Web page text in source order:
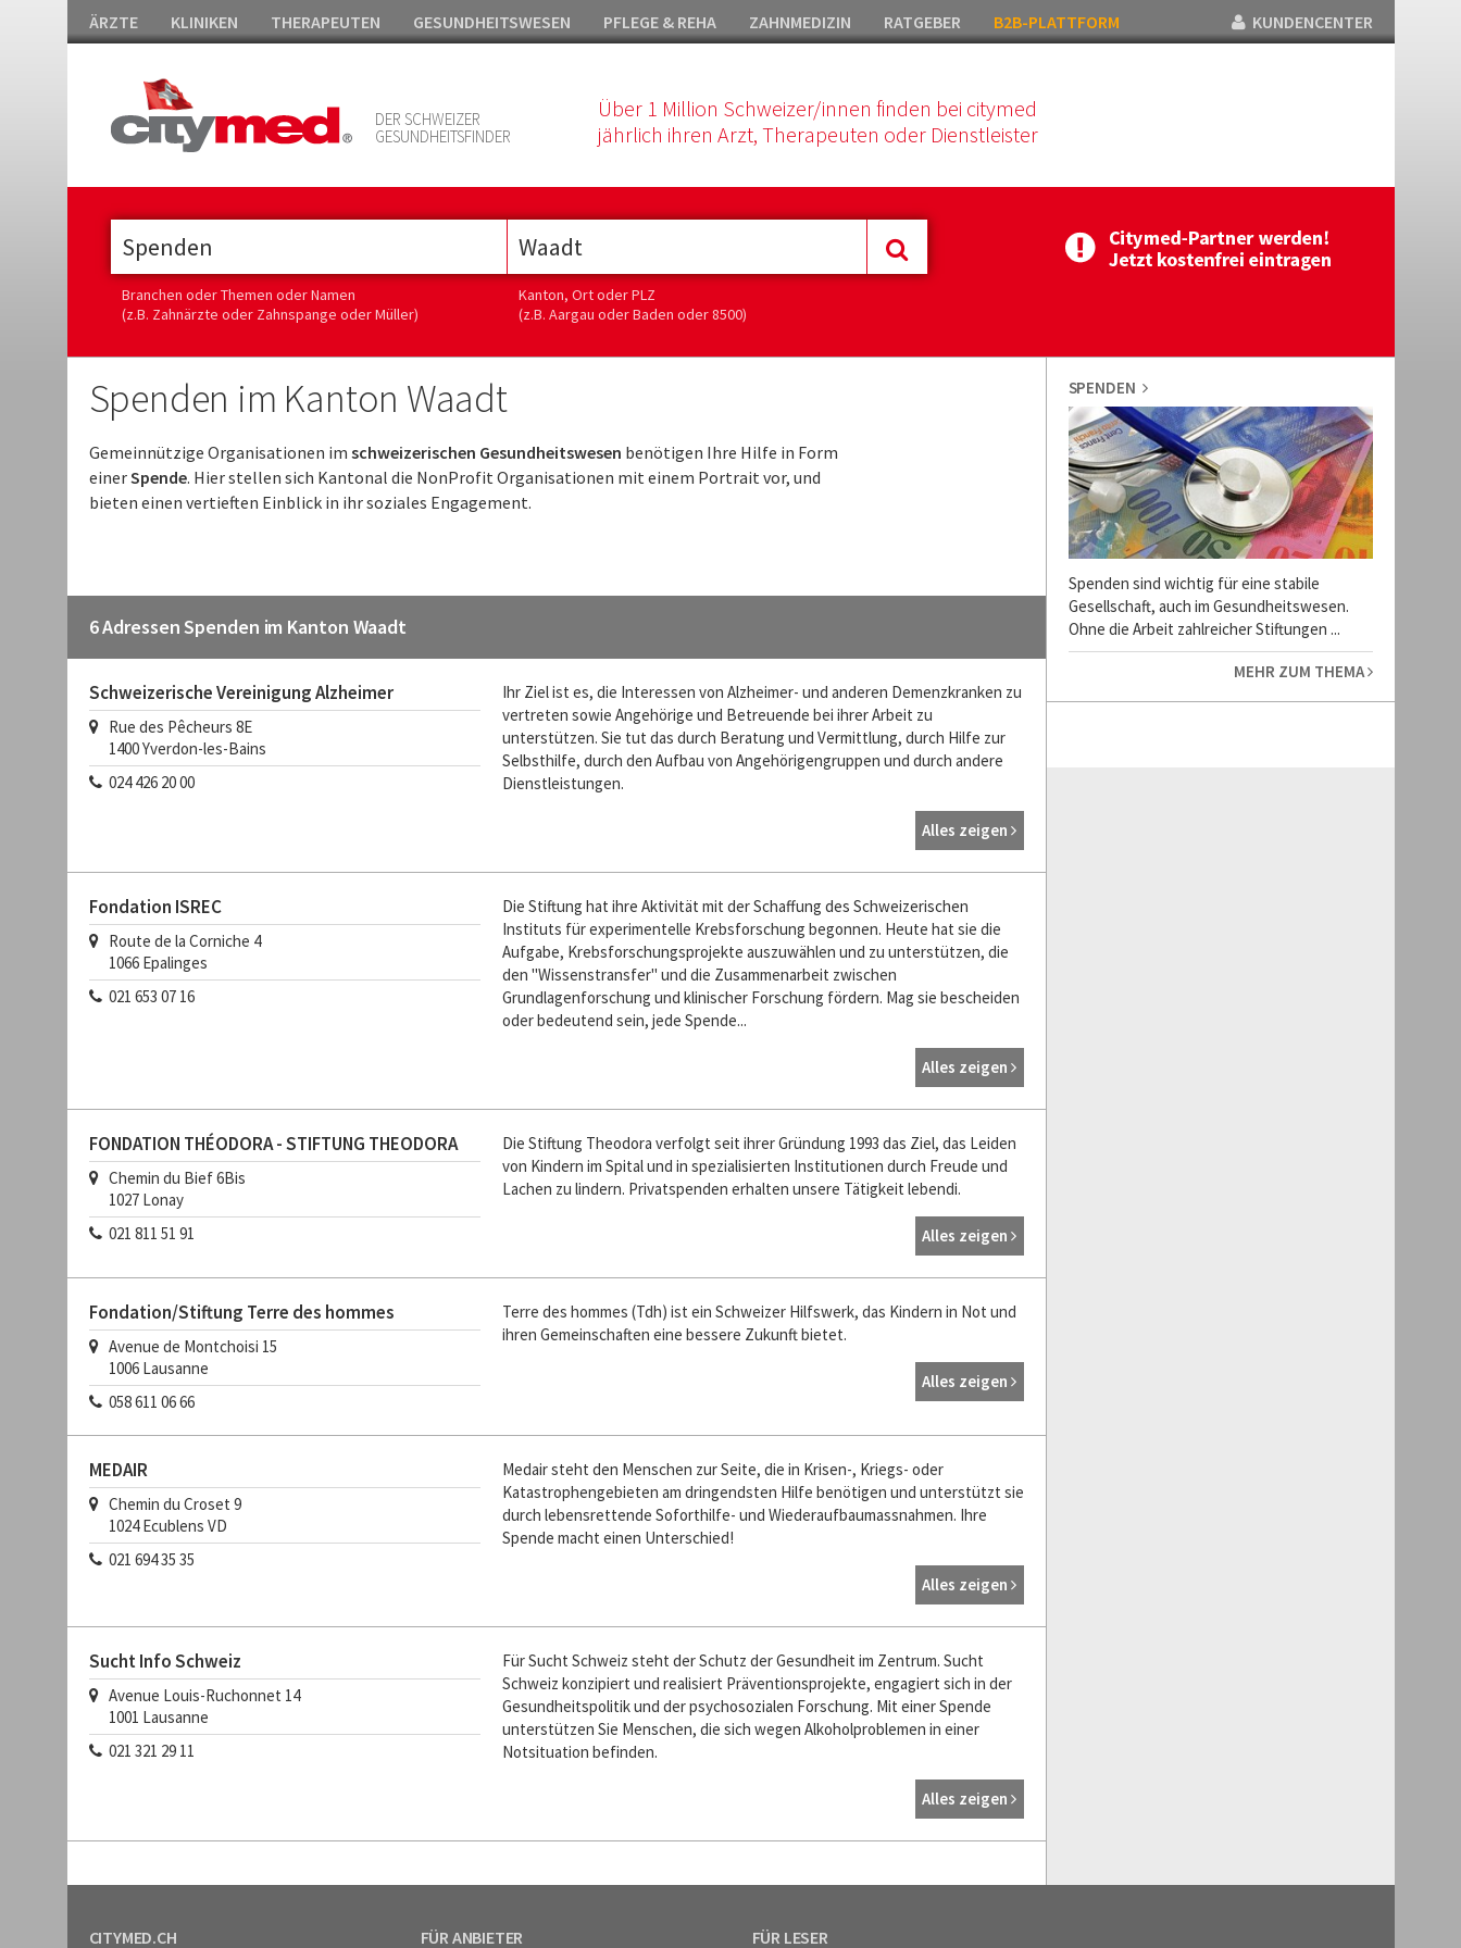
ÄRZTE KLINIKEN THERAPEUTEN GESUNDHEITSWESEN PFLEGE & REHA ZAHNMEDIZIN RATGEBER B2B-PLATTFORM KUNDENCENTER
DER SCHWEIZER
GESUNDHEITSFINDER
Über 1 Million Schweizer/innen finden bei citymed
jährlich ihren Arzt, Therapeuten oder Dienstleister
Branchen oder Themen oder Namen
(z.B. Zahnärzte oder Zahnspange oder Müller)
Kanton, Ort oder PLZ
(z.B. Aargau oder Baden oder 8500)
Spenden im Kanton Waadt
Gemeinnützige Organisationen im schweizerischen Gesundheitswesen benötigen Ihre Hilfe in Form
einerSpende. Hier stellen sich Kantonal die NonProfit Organisationen mit einem Portrait vor, und
bieten einen vertieften Einblick in ihr soziales Engagement.
6 Adressen Spenden im Kanton Waadt
Schweizerische Vereinigung Alzheimer
Rue des Pêcheurs 8E
1400Yverdon-les-Bains
024 426 20 00
Ihr Ziel ist es, die Interessen von Alzheimer- und anderen Demenzkranken zu
vertreten sowie Angehörige und Betreuende bei ihrer Arbeit zu
unterstützen. Sie tut das durch Beratung und Vermittlung, durch Hilfe zur
Selbsthilfe, durch den Aufbau von Angehörigengruppen und durch andere
Dienstleistungen.
Alles zeigen
Fondation ISREC
Route de la Corniche 4
1066 Epalinges
021 653 07 16
Die Stiftung hat ihre Aktivität mit der Schaffung des Schweizerischen
Instituts für experimentelle Krebsforschung begonnen. Heute hat sie die
Aufgabe, Krebsforschungsprojekte auszuwählen und zu unterstützen, die
den "Wissenstransfer" und die Zusammenarbeit zwischen
Grundlagenforschung und klinischer Forschung fördern. Mag sie bescheiden
oder bedeutend sein, jede Spende...
Alles zeigen
FONDATION THÉODORA - STIFTUNG THEODORA
Chemin du Bief 6Bis
1027 Lonay
021 811 51 91
Die Stiftung Theodora verfolgt seit ihrer Gründung 1993 das Ziel, das Leiden
von Kindern im Spital und in spezialisierten Institutionen durch Freude und
Lachen zu lindern. Privatspenden erhalten unsere Tätigkeit lebendi.
Alles zeigen
Fondation/Stiftung Terre des hommes
Avenue de Montchoisi 15
1006 Lausanne
058 611 06 66
Terre des hommes (Tdh) ist ein Schweizer Hilfswerk, das Kindern in Not und
ihren Gemeinschaften eine bessere Zukunft bietet.
Alles zeigen
MEDAIR
Chemin du Croset 9
1024 Ecublens VD
021 694 35 35
Medair steht den Menschen zur Seite, die in Krisen-, Kriegs- oder
Katastrophengebieten am dringendsten Hilfe benötigen und unterstützt sie
durch lebensrettende Soforthilfe- und Wiederaufbaumassnahmen. Ihre
Spende macht einen Unterschied!
Alles zeigen
Sucht Info Schweiz
Avenue Louis-Ruchonnet 14
1001 Lausanne
021 321 29 11
Für Sucht Schweiz steht der Schutz der Gesundheit im Zentrum. Sucht
Schweiz konzipiert und realisiert Präventionsprojekte, engagiert sich in der
Gesundheitspolitik und der psychosozialen Forschung. Mit einer Spende
unterstützen Sie Menschen, die sich wegen Alkoholproblemen in einer
Notsituation befinden.
Alles zeigen
SPENDEN
Spenden sind wichtig für eine stabile
Gesellschaft, auch im Gesundheitswesen.
Ohne die Arbeit zahlreicher Stiftungen ...
MEHR ZUM THEMA
CITYMED.CH FÜR ANBIETER FÜR LESER